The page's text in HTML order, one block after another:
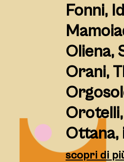
Fonni,
Oliena,
Orani,
Ottana,
scopri di